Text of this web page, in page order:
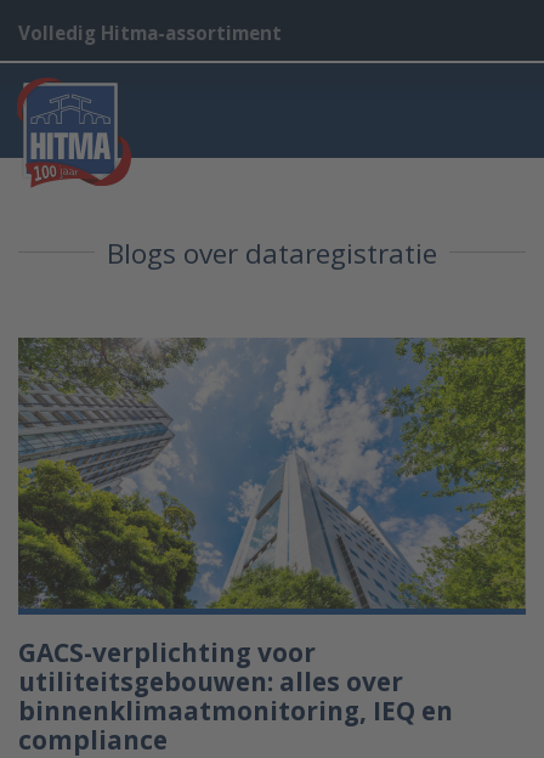
Volledig Hitma-assortiment
Blogs over dataregistratie
GACS-verplichting voor
utiliteitsgebouwen: alles over
binnenklimaatmonitoring, IEQ en
compliance